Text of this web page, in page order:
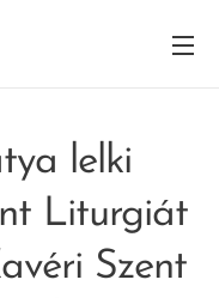
lelki
Liturgiát
Szent